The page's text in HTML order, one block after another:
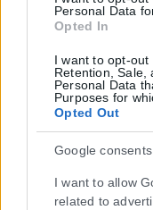
Personal Data
Opted In
I want to opt-out
Retention, Sale,
Personal Data
Purposes for
Opted Out
Google consents
I want to allow
related to